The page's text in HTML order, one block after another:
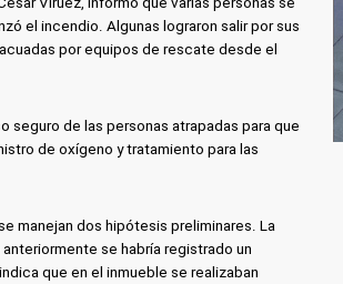
el incendio. Algunas lograron salir por sus
por equipos de rescate desde el
seguro de las personas atrapadas para que
de oxígeno y tratamiento para las
manejan dos hipótesis preliminares. La
se habría registrado un
que en el inmueble se realizaban